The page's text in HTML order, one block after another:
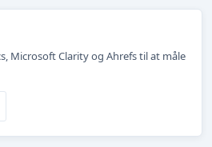
Microsoft Clarity og Ahrefs til at måle